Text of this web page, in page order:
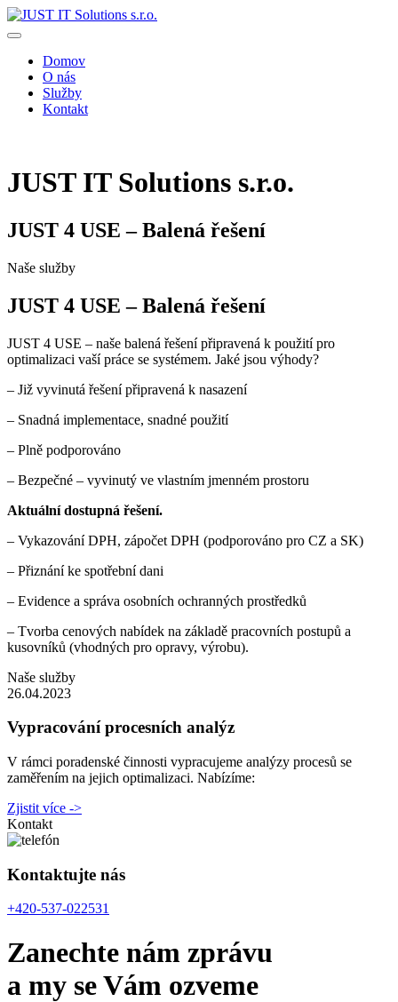
Skip
to
Domov
O nás
Služby
Kontakt
JUST IT Solutions s.r.o.
JUST 4 USE – Balená řešení
Naše služby
JUST 4 USE – Balená řešení
JUST 4 USE – naše balená řešení připravená k použití pro
optimalizaci vaší práce se systémem. Jaké jsou výhody?
– Již vyvinutá řešení připravená k nasazení
– Snadná implementace, snadné použití
– Plně podporováno
– Bezpečné – vyvinutý ve vlastním jmenném prostoru
Aktuální dostupná řešení.
– Vykazování DPH, zápočet DPH (podporováno pro CZ a SK)
– Přiznání ke spotřební dani
– Evidence a správa osobních ochranných prostředků
– Tvorba cenových nabídek na základě pracovních postupů a
kusovníků (vhodných pro opravy, výrobu).
Naše služby
26.04.2023
Vypracování procesních analýz
V rámci poradenské činnosti vypracujeme analýzy procesů se
zaměřením na jejich optimalizaci. Nabízíme:
Zjistit více ->
Kontakt
Kontaktujte nás
+420-537-022531
Zanechte nám zprávu
a my se Vám ozveme